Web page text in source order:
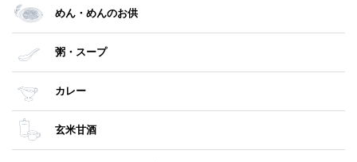
めん・めんのお供
粥・スープ
カレー
玄米甘酒